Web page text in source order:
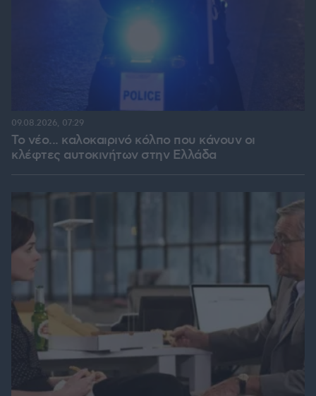
Το νέο... καλοκαιρινό κόλπο που κάνουν οι
κλέφτες αυτοκινήτων στην Ελλάδα
09.08.2026, 07:29